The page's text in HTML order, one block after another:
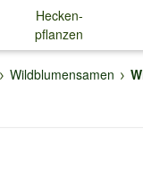
Hecken-
pflanzen
↓
↓
Wildblumensamen